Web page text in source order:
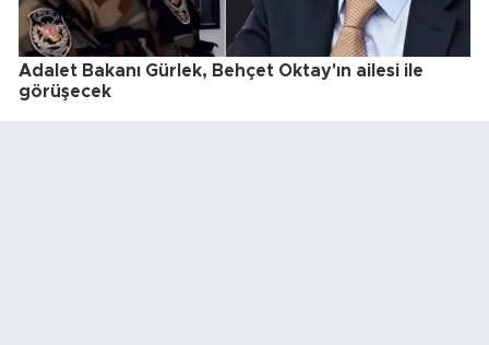
Adalet Bakanı Gürlek, Behçet Oktay'ın ailesi ile
görüşecek